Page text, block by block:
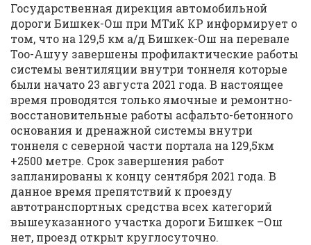
Государственная дирекция автомобильной
дороги Бишкек-Ош при МТиК КР информирует о
том, что на 129,5 км а/д Бишкек-Ош на перевале
Тоо-Ашуу завершены профилактические работы
системы вентиляции внутри тоннеля которые
были начато 23 августа 2021 года. В настоящее
время проводятся только ямочные и ремонтно-
восстановительные работы асфальто-бетонного
основания и дренажной системы внутри
тоннеля с северной части портала на 129,5км
+2500 метре. Срок завершения работ
запланированы к концу сентября 2021 года. В
данное время препятствий к проезду
автотранспортных средства всех категорий
вышеуказанного участка дороги Бишкек –Ош
нет, проезд открыт круглосуточно.